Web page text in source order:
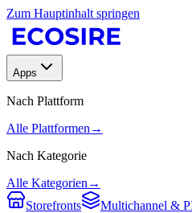
Zum Hauptinhalt springen
Apps
Nach Plattform
Alle Plattformen →
Nach Kategorie
Alle Kategorien →
Storefronts
Multichannel &